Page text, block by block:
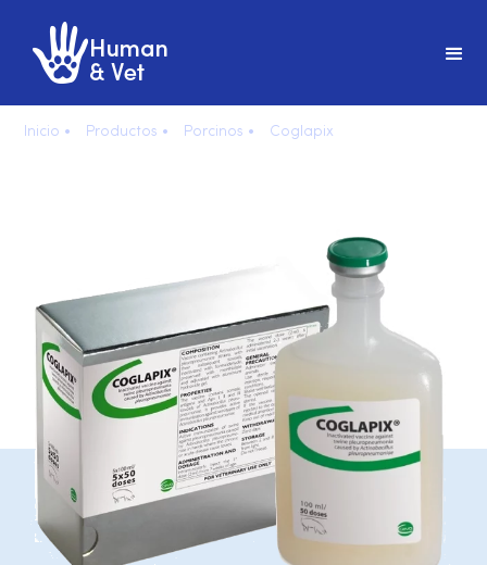
Inicio • Productos • Porcinos • Coglapix